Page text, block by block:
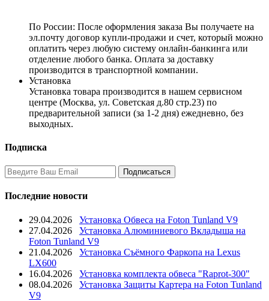
По России: После оформления заказа Вы получаете на
эл.почту договор купли-продажи и счет, который можно
оплатить через любую систему онлайн-банкинга или
отделение любого банка. Оплата за доставку
производится в транспортной компании.
Установка
Установка товара производится в нашем сервисном
центре (Москва, ул. Советская д.80 стр.23) по
предварительной записи (за 1-2 дня) ежедневно, без
выходных.
Подписка
Последние новости
29.04.2026
Установка Обвеса на Foton Tunland V9
27.04.2026
Установка Алюминиевого Вкладыша на
Foton Tunland V9
21.04.2026
Установка Съёмного Фаркопа на Lexus
LX600
16.04.2026
Установка комплекта обвеса "Raprot-300"
08.04.2026
Установка Защиты Картера на Foton Tunland
V9